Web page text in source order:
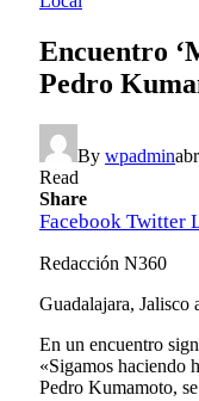
Encuentro
Pedro
By wpadmin
Read
Share
Facebook Twitter
Redacción N360
Guadalajara, Jalisco
En un encuentro
«Sigamos haciendo
Pedro Kumamoto,